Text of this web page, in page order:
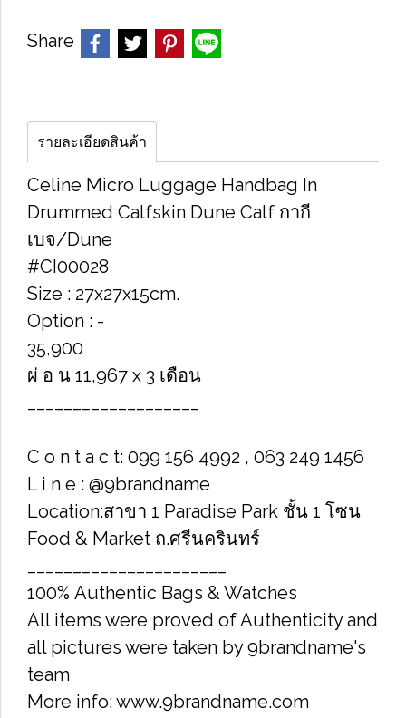
Share
รายละเอียดสินค้า
Celine Micro Luggage Handbag In
Drummed Calfskin Dune Calf กากี
เบจ/Dune
#CI00028
Size : 27x27x15cm.
Option : -
35,900
ผ่ อ น 11,967 x 3 เดือน
C o n t a c t: 099 156 4992 , 063 249 1456
L i n e : @9brandname
Location:สาขา 1 Paradise Park ชั้น 1 โซน
Food & Market ถ.ศรีนครินทร์
100% Authentic Bags & Watches
All items were proved of Authenticity and
all pictures were taken by 9brandname's
team
More info: www.9brandname.com